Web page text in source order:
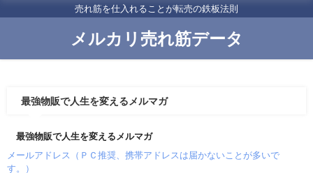
売れ筋を仕入れることが転売の鉄板法則
メルカリ売れ筋データ
最強物販で人生を変えるメルマガ
最強物販で人生を変えるメルマガ
メールアドレス（ＰＣ推奨、携帯アドレスは届かないことが多いで
す。）